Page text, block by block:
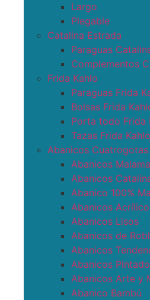
Largo
Plegable
Catalina Estrada
Paraguas
Complementos
Frida Kahlo
Paraguas Frida
Bolsas Frida
Porta todo Frida
Tazas Frida Kahlo
Abanicos Cuatrogotas
Abanicos
Abanicos
Abanico 100%
Abanicos
Abanicos Lisos
Abanicos de
Abanicos
Abanicos
Abanicos Arte y
Abanico Bambú